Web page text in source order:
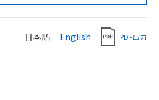
日本語 English PDF出力